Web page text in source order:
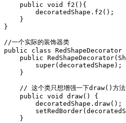
    public void f2(){
        decoratedShape.f2();
    }
}
//一个实际的装饰器类
public class RedShapeDecorator
public
        super(decoratedShape);
    }
// 这个类只想增强一下draw()方法
    public void draw() {
        decoratedShape.draw();
    }